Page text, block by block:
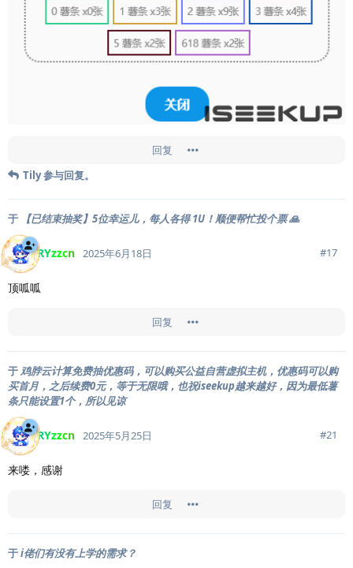
回复
Tily参与回复。
于 【已结束抽奖】5位幸运儿，每人各得 1U！顺便帮忙投个票 🙏
RYzzcn 2025年6月18日 #17
顶呱呱
回复
于鸡脖云计算免费抽优惠码，可以购买公益自营虚拟主机，优惠码可以购
买首月，之后续费0元，等于无限哦，也祝iseekup越来越好，因为最低薯
条只能设置1个，所以见谅
RYzzcn 2025年5月25日 #21
来喽，感谢
回复
于i佬们有没有上学的需求？